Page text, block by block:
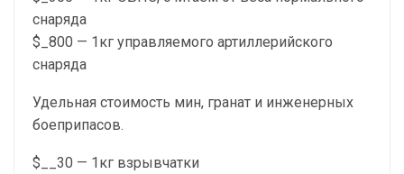
снаряда
$_800 — 1кг управляемого артиллерийского
снаряда
Удельная стоимость мин, гранат и инженерных
боеприпасов.
$__30 — 1кг взрывчатки